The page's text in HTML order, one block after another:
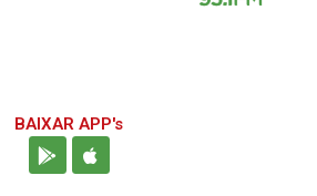
BAIXAR APP's